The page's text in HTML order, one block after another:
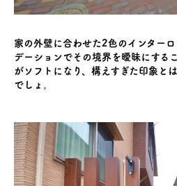
家の外壁に合わせた2色のインター
デーションでその境界を曖昧にする
がソフトになり、構えすぎた印象と
でしょ。